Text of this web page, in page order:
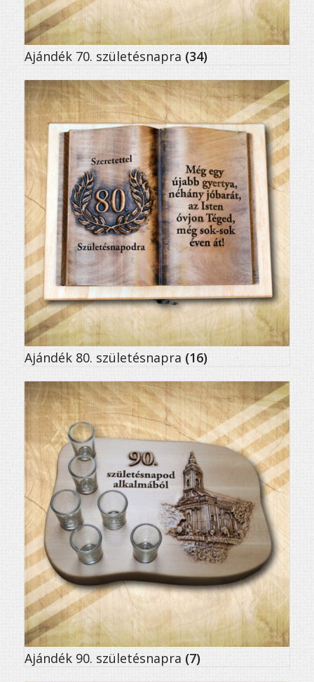
Ajándék 70. születésnapra (34)
Ajándék 80. születésnapra (16)
Ajándék 90. születésnapra (7)